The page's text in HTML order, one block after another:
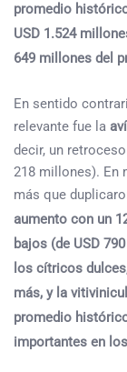
promedio
USD 1.524
649 millones del
En sentido
relevante fue la
decir, un
218 millones). En
más que
aumento con un
bajos (de USD
los cítricos
más, y la
promedio
importantes en